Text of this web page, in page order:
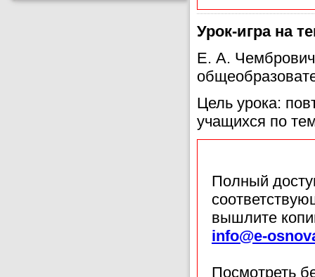
Урок-игра на
Е. А.
Цель урока:
учащихся по
Полный
вышлите
info@e-
Посмотреть